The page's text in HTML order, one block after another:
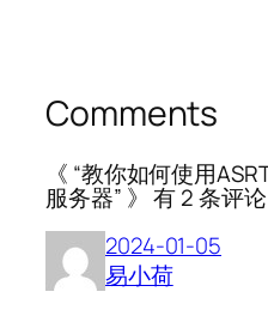
Comments
《 “教你如何使用
服务器” 》 有 2 条评论
2024-01-05
易小荷